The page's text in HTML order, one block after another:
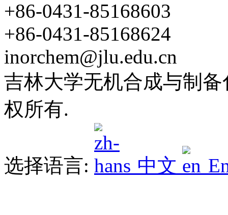
+86-0431-85168603
+86-0431-85168624
inorchem@jlu.edu.cn
吉林大学无机合成与制
权所有.
选择语言: 中文